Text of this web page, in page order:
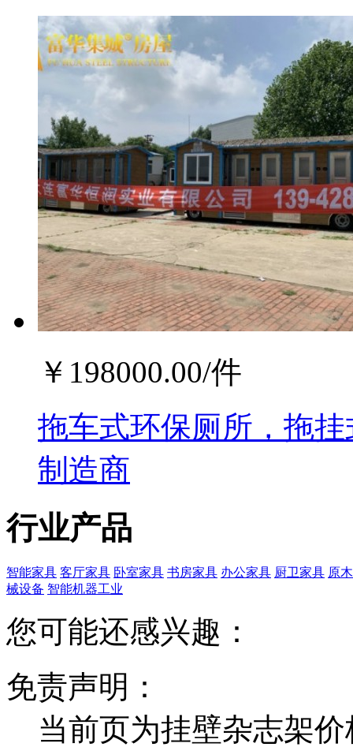
￥ 198000.00/件
拖车式环保厕所，拖
制造商
行业产品
智能家具 客厅家具 卧室家具 书房家具 办公家具 厨卫家具 原
械设备 智能机器工业
您可能还感兴趣：
免责声明：
当前页为挂壁杂志架